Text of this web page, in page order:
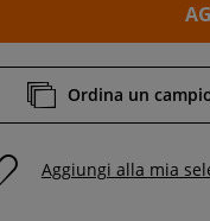
Ordina un
Aggiungi alla mia